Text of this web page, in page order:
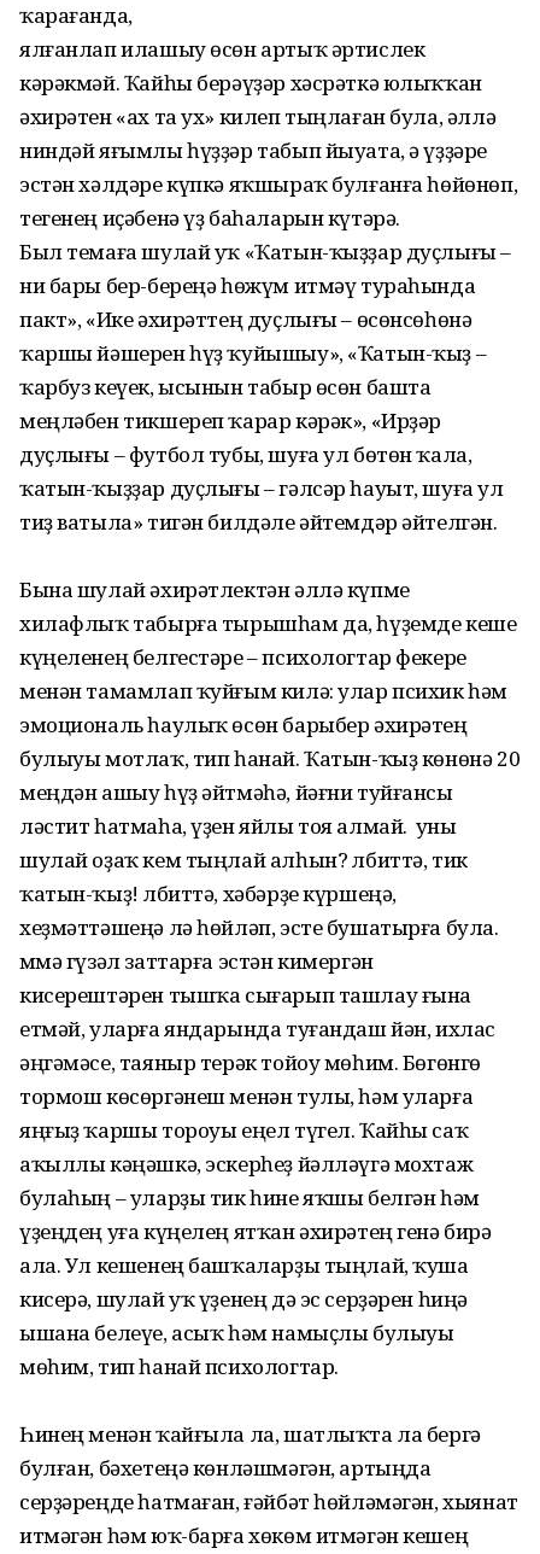
ҡарағанда,
ялғанлап илашыу өсөн артыҡ әртислек
кәрәкмәй. Ҡайһы берәүҙәр хәсрәткә юлыҡҡан
әхирәтен «ах та ух» килеп тыңлаған була, әллә
ниндәй яғымлы һүҙҙәр табып йыуата, ә үҙҙәре
эстән хәлдәре күпкә яҡшыраҡ булғанға һөйөнөп,
тегенең иҫәбенә үҙ баһаларын күтәрә.
Был темаға шулай уҡ «Ҡатын-ҡыҙҙар дуҫлығы –
ни бары бер-береңә һөжүм итмәү тураһында
пакт», «Ике әхирәттең дуҫлығы – өсөнсөһөнә
ҡаршы йәшерен һүҙ ҡуйышыу», «Ҡатын-ҡыҙ –
ҡарбуз кеүек, ысынын табыр өсөн башта
меңләбен тикшереп ҡарар кәрәк», «Ирҙәр
дуҫлығы – футбол тубы, шуға ул бөтөн ҡала,
ҡатын-ҡыҙҙар дуҫлығы – гәлсәр һауыт, шуға ул
тиҙ ватыла» тигән билдәле әйтемдәр әйтелгән.
Бына шулай әхирәтлектән әллә күпме
хилафлыҡ табырға тырышһам да, һүҙемде кеше
күңеленең белгестәре – психологтар фекере
менән тамамлап ҡуйғым килә: улар психик һәм
эмоциональ һаулыҡ өсөн барыбер әхирәтең
булыуы мотлаҡ, тип һанай. Ҡатын-ҡыҙ көнөнә 20
меңдән ашыу һүҙ әйтмәһә, йәғни туйғансы
ләстит һатмаһа, үҙен яйлы тоя алмай. Ә уны
шулай оҙаҡ кем тыңлай алһын? Әлбиттә, тик
ҡатын-ҡыҙ! Әлбиттә, хәбәрҙе күршеңә,
хеҙмәттәшеңә лә һөйләп, эсте бушатырға була.
Әммә гүзәл заттарға эстән кимергән
кисерештәрен тышҡа сығарып ташлау ғына
етмәй, уларға яндарында туғандаш йән, ихлас
әңгәмәсе, таяныр терәк тойоу мөһим. Бөгөнгө
тормош көсөргәнеш менән тулы, һәм уларға
яңғыҙ ҡаршы тороуы еңел түгел. Ҡайһы саҡ
аҡыллы кәңәшкә, эскерһеҙ йәлләүгә мохтаж
булаһың – уларҙы тик һине яҡшы белгән һәм
үҙеңдең уға күңелең ятҡан әхирәтең генә бирә
ала. Ул кешенең башҡаларҙы тыңлай, ҡуша
кисерә, шулай уҡ үҙенең дә эс серҙәрен һиңә
ышана белеүе, асыҡ һәм намыҫлы булыуы
мөһим, тип һанай психологтар.
Һинең менән ҡайғыла ла, шатлыҡта ла бергә
булған, бәхетеңә көнләшмәгән, артыңда
серҙәреңде һатмаған, ғәйбәт һөйләмәгән, хыянат
итмәгән һәм юҡ-барға хөкөм итмәгән кешең